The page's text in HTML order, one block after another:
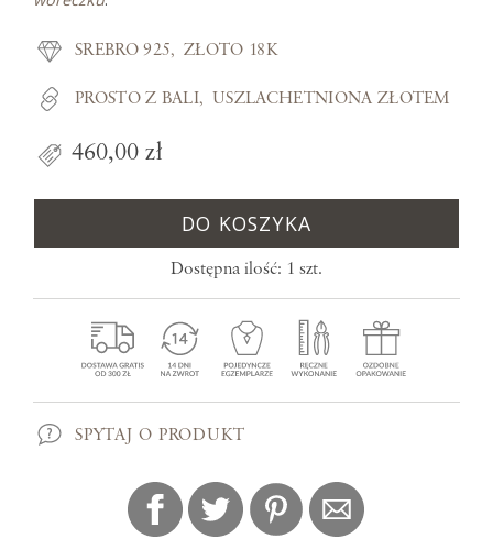
SREBRO 925 ZŁOTO 18K
PROSTO Z BALI USZLACHETNIONA ZŁOTEM
460,00 zł
DO KOSZYKA
Dostępna ilość: 1 szt.
SPYTAJ O PRODUKT